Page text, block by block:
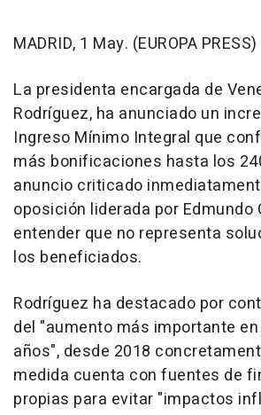
MADRID, 1 May. (EUROPA PRESS)
La presidenta encargada de
Rodríguez, ha anunciado un
Ingreso Mínimo Integral que
más bonificaciones hasta los
anuncio criticado
oposición liderada por Edmundo
entender que no representa
los beneficiados.
Rodríguez ha destacado por
del "aumento más importante
años", desde 2018
medida cuenta con fuentes de
propias para evitar "impactos